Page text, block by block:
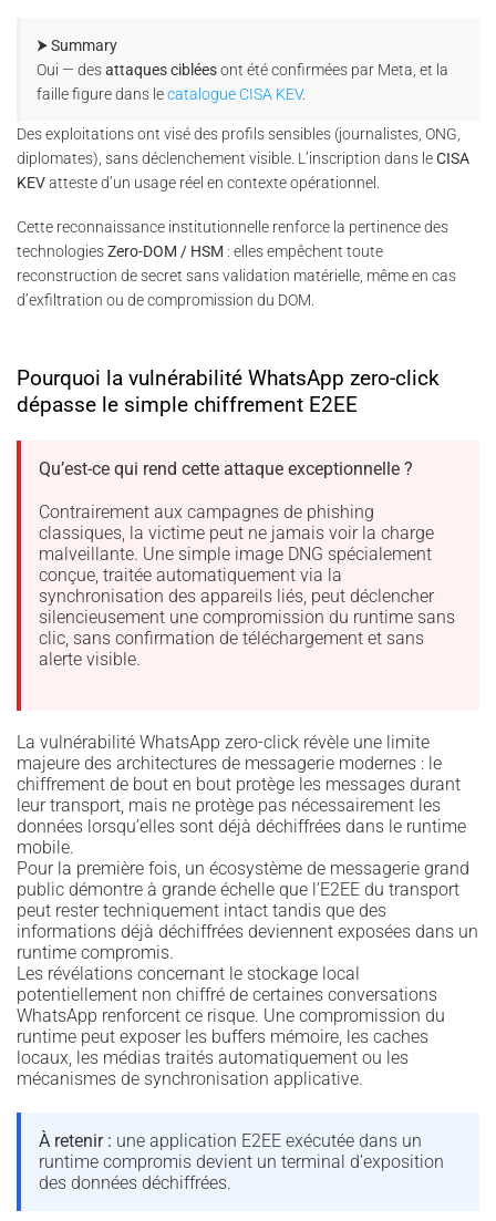
⮞ Summary
Oui — desattaques cibléesont été confirmées par Meta, et la
faille figure dans lecatalogue CISA KEV.
Des exploitations ont visé des profils sensibles (journalistes, ONG,
diplomates), sans déclenchement visible. L’inscription dans leCISA
KEVatteste d’un usage réel en contexte opérationnel.
Cette reconnaissance institutionnelle renforce la pertinence des
technologiesZero-DOM / HSM : elles empêchent toute
reconstruction de secret sans validation matérielle, même en cas
d’exfiltration ou de compromission du DOM.
Pourquoi la vulnérabilité WhatsApp zero-click
dépasse le simple chiffrement E2EE
Qu’est-ce qui rend cette attaque exceptionnelle ?
Contrairement aux campagnes de phishing
classiques, la victime peut ne jamais voir la charge
malveillante. Une simple image DNG spécialement
conçue, traitée automatiquement via la
synchronisation des appareils liés, peut déclencher
silencieusement une compromission du runtime sans
clic, sans confirmation de téléchargement et sans
alerte visible.
La vulnérabilité WhatsApp zero-click révèle une limite
majeure des architectures de messagerie modernes : le
chiffrement de bout en bout protège les messages durant
leur transport, mais ne protège pas nécessairement les
données lorsqu’elles sont déjà déchiffrées dans le runtime
mobile.
Pour la première fois, un écosystème de messagerie grand
public démontre à grande échelle que l’E2EE du transport
peut rester techniquement intact tandis que des
informations déjà déchiffrées deviennent exposées dans un
runtime compromis.
Les révélations concernant le stockage local
potentiellement non chiffré de certaines conversations
WhatsApp renforcent ce risque. Une compromission du
runtime peut exposer les buffers mémoire, les caches
locaux, les médias traités automatiquement ou les
mécanismes de synchronisation applicative.
À retenir : une application E2EE exécutée dans un
runtime compromis devient un terminal d’exposition
des données déchiffrées.